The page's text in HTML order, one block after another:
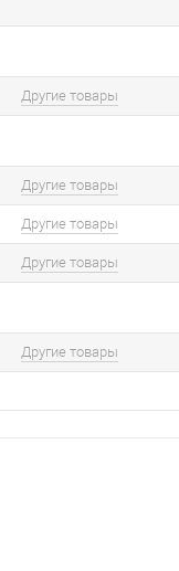
Другие товары
Другие товары
Другие товары
Другие товары
Другие товары